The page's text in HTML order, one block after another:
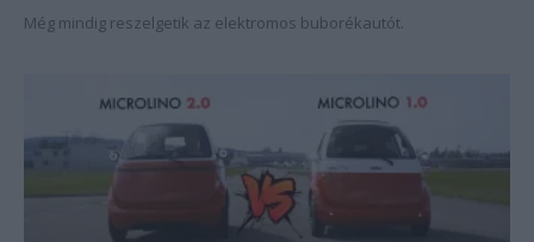
Még mindig reszelgetik az elektromos buborékautót.